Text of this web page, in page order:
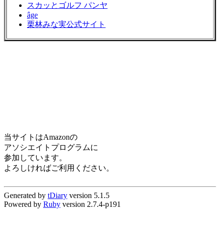
スカッとゴルフ パンヤ
âge
栗林みな実公式サイト
当サイトはAmazonの
アソシエイトプログラムに
参加しています。
よろしければご利用ください。
Generated by tDiary version 5.1.5
Powered by Ruby version 2.7.4-p191